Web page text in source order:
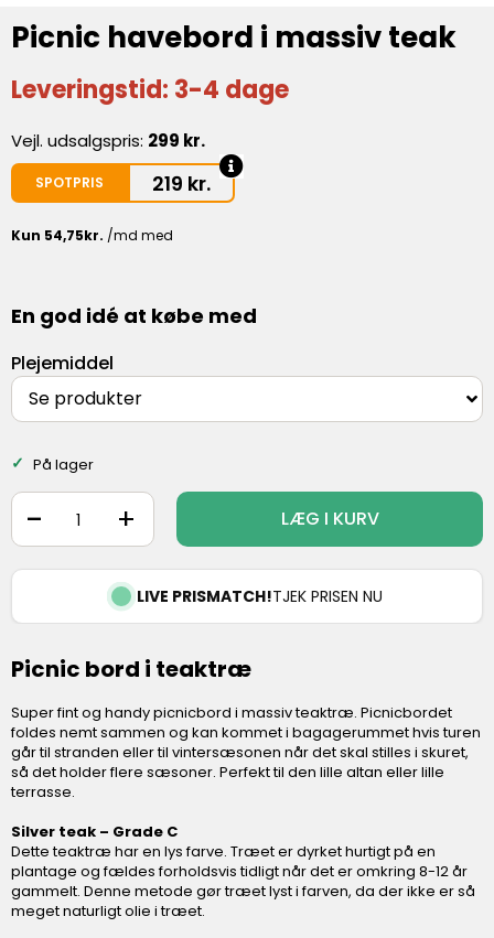
Picnic havebord i massiv teak
Leveringstid: 3-4 dage
Vejl. udsalgspris: 299 kr.
SPOTPRIS 219 kr.
En god idé at købe med
Plejemiddel
Se produkter
På lager
+
- LÆG I KURV
LIVE PRISMATCH!TJEK PRISEN NU
Picnic bord i teaktræ
Super fint og handy picnicbord i massiv teaktræ. Picnicbordet
foldes nemt sammen og kan kommet i bagagerummet hvis turen
går til stranden eller til vintersæsonen når det skal stilles i skuret,
så det holder flere sæsoner. Perfekt til den lille altan eller lille
terrasse.
Silver teak – Grade C
Dette teaktræ har en lys farve. Træet er dyrket hurtigt på en
plantage og fældes forholdsvis tidligt når det er omkring 8-12 år
gammelt. Denne metode gør træet lyst i farven, da der ikke er så
meget naturligt olie i træet.